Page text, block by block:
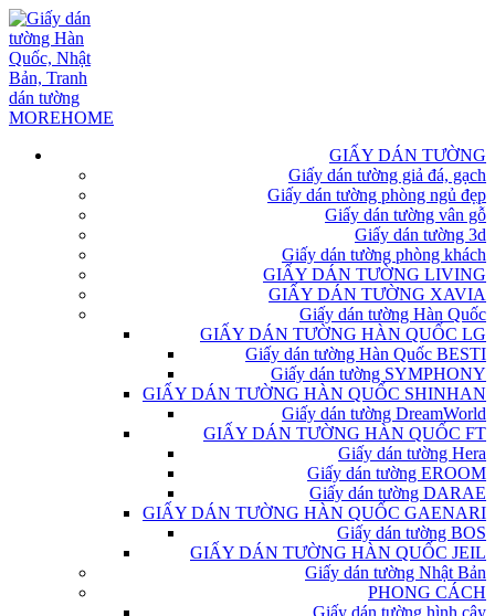
GIẤY DÁN TƯỜNG
Giấy dán tường giả đá, gạch
Giấy dán tường phòng ngủ đẹp
Giấy dán tường vân gỗ
Giấy dán tường 3d
Giấy dán tường phòng khách
GIẤY DÁN TƯỜNG LIVING
GIẤY DÁN TƯỜNG XAVIA
Giấy dán tường Hàn Quốc
GIẤY DÁN TƯỜNG HÀN QUỐC LG
Giấy dán tường Hàn Quốc BESTI
Giấy dán tường SYMPHONY
GIẤY DÁN TƯỜNG HÀN QUỐC SHINHAN
Giấy dán tường DreamWorld
GIẤY DÁN TƯỜNG HÀN QUỐC FT
Giấy dán tường Hera
Giấy dán tường EROOM
Giấy dán tường DARAE
GIẤY DÁN TƯỜNG HÀN QUỐC GAENARI
Giấy dán tường BOS
GIẤY DÁN TƯỜNG HÀN QUỐC JEIL
Giấy dán tường Nhật Bản
PHONG CÁCH
Giấy dán tường hình cây